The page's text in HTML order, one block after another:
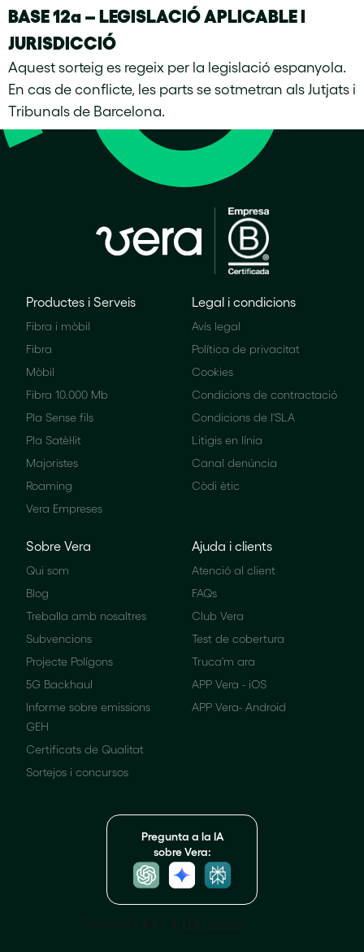
BASE 12a – LEGISLACIÓ APLICABLE I
JURISDICCIÓ
Aquest sorteig es regeix per la legislació espanyola.
En cas de conflicte, les parts se sotmetran als Jutjats i
Tribunals de Barcelona.
Productes i Serveis
Fibra i mòbil
Fibra
Mòbil
Fibra 10.000 Mb
Pla Sense fils
Pla Satèl·lit
Majoristes
Roaming
Vera Empreses
Legal i condicions
Avís legal
Política de privacitat
Cookies
Condicions de contractació
Condicions de l'SLA
Litigis en línia
Canal denúncia
Còdi ètic
Sobre Vera
Qui som
Blog
Treballa amb nosaltres
Subvencions
Projecte Polígons
5G Backhaul
Informe sobre emissions
GEH
Certificats de Qualitat
Sortejos i concursos
Ajuda i clients
Atenció al client
FAQs
Club Vera
Test de cobertura
Truca'm ara
APP Vera - iOS
APP Vera- Android
Pregunta a la IA
sobre Vera: